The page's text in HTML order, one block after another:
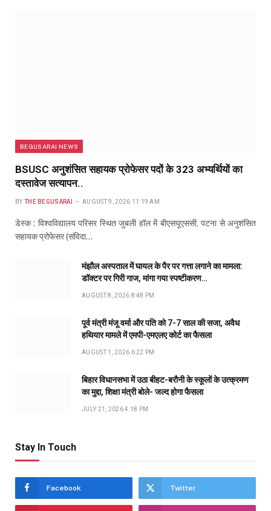
BEGUSARAI NEWS
BSUSC अनुशंसित सहायक प्रोफेसर पदों के 323 अभ्यर्थियों का
दस्तावेज सत्यापन..
BY THE BEGUSARAI AUGUST 9, 2026 11:19 AM
डेस्क : विश्वविद्यालय परिसर स्थित जुबली हॉल में बीएसयूएससी, पटना से अनुशंसित
सहायक प्रोफेसर (संविदा…
मंझौल अस्पताल में घायल के पैर पर गत्ता लगाने का मामला:
डॉक्टर पर गिरी गाज, मांगा गया स्पष्टीकरण…
AUGUST 8, 2026 8:48 PM
पूर्व मंत्री मंजू वर्मा और पति को 7-7 साल की सजा, अवैध
हथियार मामले में एमपी-एमएलए कोर्ट का फैसला
AUGUST 1, 2026 6:22 PM
बिहार विधानसभा में उठा बीहट-बरौनी के स्कूलों के उत्क्रमण
का मुद्दा, शिक्षा मंत्री बोले- जल्द होगा फैसला
JULY 21, 2026 4:18 PM
Stay In Touch
Facebook Twitter